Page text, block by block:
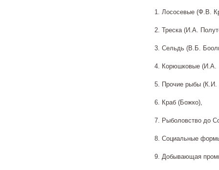
1. Лососевые (Ф.В.
2. Треска (И.А.
3. Сельдь (В.Б.
4. Корюшковые (И.А.
5. Прочие рыбы (К.И.
6. Краб (Божко),
7. Рыболовство до
8. Социальные
9. Добывающая